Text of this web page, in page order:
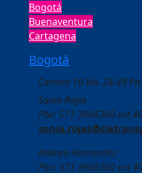
Bogotá
Buenaventura
Cartagena
Bogotá
Carrera 10 No. 28-49
Sonia Rojas
Pbx: 571 3906300 ext
Andrea Hernandez
Pbx: 571 3906300 ext